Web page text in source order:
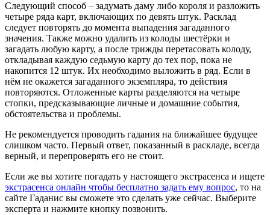
Следующий способ – задумать даму либо короля и разложить
четыре ряда карт, включающих по девять штук. Расклад
следует повторять до момента выпадения загаданного
значения. Также можно удалить из колоды шестёрки и
загадать любую карту, а после трижды перетасовать колоду,
откладывая каждую седьмую карту до тех пор, пока не
накопится 12 штук. Их необходимо выложить в ряд. Если в
нём не окажется загаданного экземпляра, то действия
повторяются. Отложенные карты разделяются на четыре
стопки, предсказывающие личные и домашние события,
обстоятельства и проблемы.
Не рекомендуется проводить гадания на ближайшее будущее
слишком часто. Первый ответ, показанный в раскладе, всегда
верный, и перепроверять его не стоит.
Если же вы хотите погадать у настоящего экстрасенса и ищете
экстрасенса онлайн чтобы бесплатно задать ему вопрос, то на
сайте Гаданис вы сможете это сделать уже сейчас. Выберите
эксперта и нажмите кнопку позвонить.